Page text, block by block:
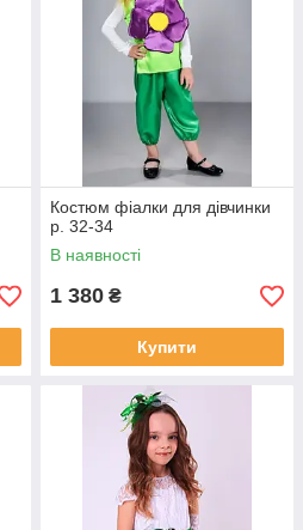
Костюм фіалки для дівчинки
р. 32-34
В наявності
1 380 ₴
Купити